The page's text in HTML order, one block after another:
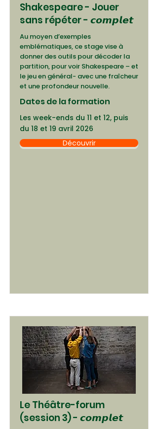
Shakespeare - Jouer
sans répéter - 𝙘𝙤𝙢𝙥𝙡𝙚𝙩
Au moyen d’exemples
emblématiques, ce stage vise à
donner des outils pour décoder la
partition, pour voir Shakespeare – et
le jeu en général- avec une fraîcheur
et une profondeur nouvelle.
Dates de la formation
Les week-ends du 11 et 12, puis
du 18 et 19 avril 2026
Découvrir
Le Théâtre-forum
(session 3) - 𝙘𝙤𝙢𝙥𝙡𝙚𝙩